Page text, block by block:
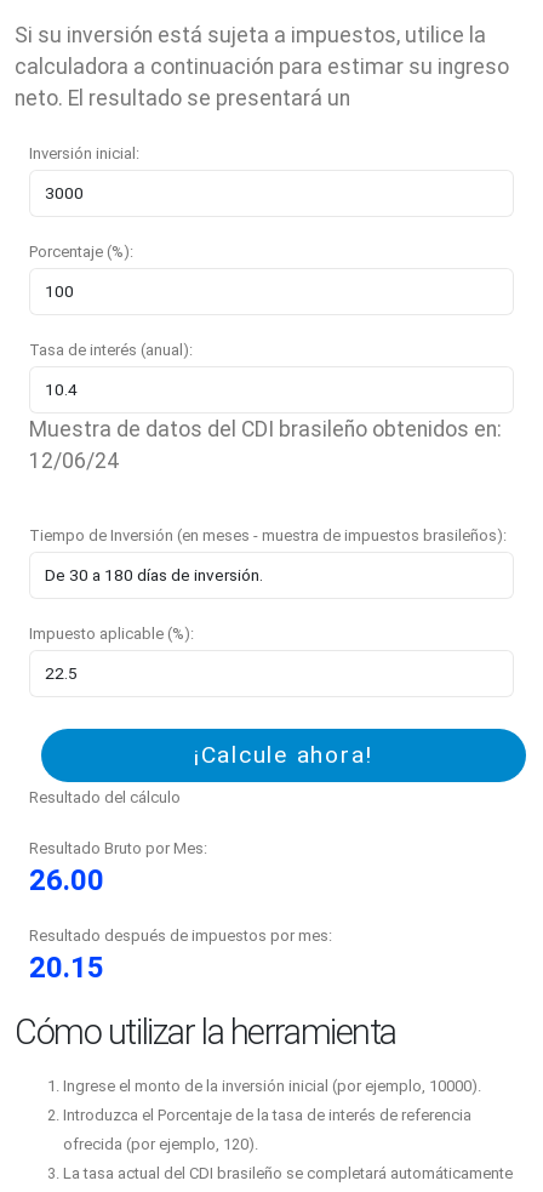
Si su inversión está sujeta a impuestos, utilice la
calculadora a continuación para estimar su ingreso
neto. El resultado se presentará un
Inversión inicial:
Porcentaje (%):
Tasa de interés (anual):
Muestra de datos del CDI brasileño obtenidos en:
12/06/24
Tiempo de Inversión (en meses - muestra de impuestos brasileños):
Impuesto aplicable (%):
¡Calcule ahora!
Resultado del cálculo
Resultado Bruto por Mes:
26.00
Resultado después de impuestos por mes:
20.15
Cómo utilizar la herramienta
Ingrese el monto de la inversión inicial (por ejemplo, 10000).
Introduzca el Porcentaje de la tasa de interés de referencia
ofrecida (por ejemplo, 120).
La tasa actual del CDI brasileño se completará automáticamente